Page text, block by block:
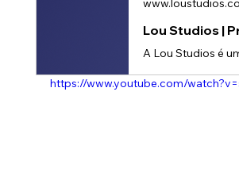
https://www.youtube.com/